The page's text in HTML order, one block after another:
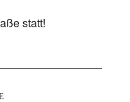
statt!